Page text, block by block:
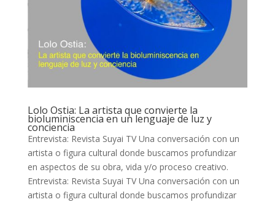
Lolo Ostia: La artista que convierte la
bioluminiscencia en un lenguaje de luz y
conciencia
Entrevista: Revista Suyai TV Una conversación con un
artista o figura cultural donde buscamos profundizar
en aspectos de su obra, vida y/o proceso creativo.
Entrevista: Revista Suyai TV Una conversación con un
artista o figura cultural donde buscamos profundizar